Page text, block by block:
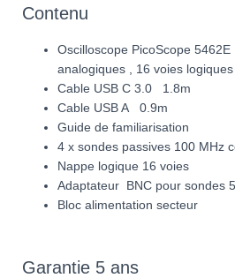
Contenu
Oscilloscope PicoScope
analogiques , 16 voies logiques
Cable USB C 3.0 1.8m
Cable USB A 0.9m
Guide de familiarisation
4 x sondes passives 100 MHz
Nappe logique 16 voies
Adaptateur BNC pour sondes
Bloc alimentation secteur
Garantie 5 ans